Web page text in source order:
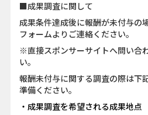
■成果調査に関して
成果条件達成後に報酬が未付与の
フォームよりご連絡ください。
※直接スポンサーサイトへ問い合
い。
報酬未付与に関する調査の際は下
準備ください。
・成果調査を希望される成果地点